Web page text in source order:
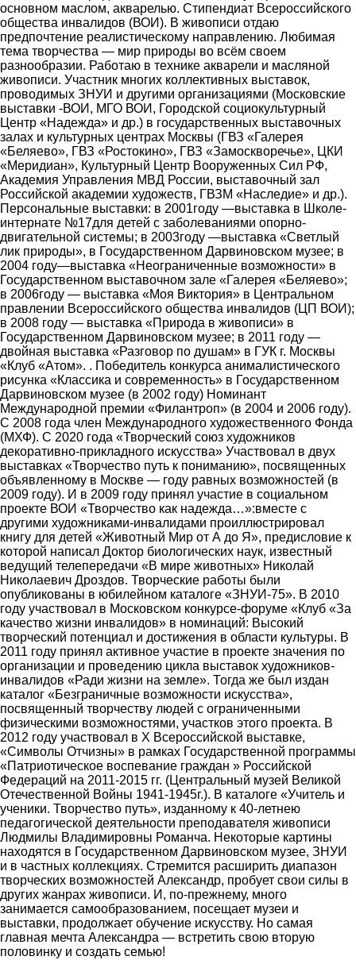
основном маслом, акварелью. Стипендиат Всероссийского
общества инвалидов (ВОИ). В живописи отдаю
предпочтение реалистическому направлению. Любимая
тема творчества ― мир природы во всём своем
разнообразии. Работаю в технике акварели и масляной
живописи. Участник многих коллективных выставок,
проводимых ЗНУИ и другими организациями (Московские
выставки -ВОИ, МГО ВОИ, Городской социокультурный
Центр «Надежда» и др.) в государственных выставочных
залах и культурных центрах Москвы (ГВЗ «Галерея
«Беляево», ГВЗ «Ростокино», ГВЗ «Замоскворечье», ЦКИ
«Меридиан», Культурный Центр Вооруженных Сил РФ,
Академия Управления МВД России, выставочный зал
Российской академии художеств, ГВЗМ «Наследие» и др.).
Персональные выставки: в 2001году ―выставка в Школе-
интернате №17для детей с заболеваниями опорно-
двигательной системы; в 2003году ―выставка «Светлый
лик природы», в Государственном Дарвиновском музее; в
2004 году―выставка «Неограниченные возможности» в
Государственном выставочном зале «Галерея «Беляево»;
в 2006году ― выставка «Моя Виктория» в Центральном
правлении Всероссийского общества инвалидов (ЦП ВОИ);
в 2008 году ― выставка «Природа в живописи» в
Государственном Дарвиновском музее; в 2011 году ―
двойная выставка «Разговор по душам» в ГУК г. Москвы
«Клуб «Атом». . Победитель конкурса анималистического
рисунка «Классика и современность» в Государственном
Дарвиновском музее (в 2002 году) Номинант
Международной премии «Филантроп» (в 2004 и 2006 году).
С 2008 года член Международного художественного Фонда
(МХФ). С 2020 года «Творческий союз художников
декоративно-прикладного искусства» Участвовал в двух
выставках «Творчество путь к пониманию», посвященных
объявленному в Москве ― году равных возможностей (в
2009 году). И в 2009 году принял участие в социальном
проекте ВОИ «Творчество как надежда…»:вместе с
другими художниками-инвалидами проиллюстрировал
книгу для детей «Животный Мир от А до Я», предисловие к
которой написал Доктор биологических наук, известный
ведущий телепередачи «В мире животных» Николай
Николаевич Дроздов. Творческие работы были
опубликованы в юбилейном каталоге «ЗНУИ-75». В 2010
году участвовал в Московском конкурсе-форуме «Клуб «За
качество жизни инвалидов» в номинаций: Высокий
творческий потенциал и достижения в области культуры. В
2011 году принял активное участие в проекте значения по
организации и проведению цикла выставок художников-
инвалидов «Ради жизни на земле». Тогда же был издан
каталог «Безграничные возможности искусства»,
посвященный творчеству людей с ограниченными
физическими возможностями, участков этого проекта. В
2012 году участвовал в Х Всероссийской выставке,
«Символы Отчизны» в рамках Государственной программы
«Патриотическое воспевание граждан » Российской
Федераций на 2011-2015 гг. (Центральный музей Великой
Отечественной Войны 1941-1945г.). В каталоге «Учитель и
ученики. Творчество путь», изданному к 40-летнею
педагогической деятельности преподавателя живописи
Людмилы Владимировны Романча. Некоторые картины
находятся в Государственном Дарвиновском музее, ЗНУИ
и в частных коллекциях. Стремится расширить диапазон
творческих возможностей Александр, пробует свои силы в
других жанрах живописи. И, по-прежнему, много
занимается самообразованием, посещает музеи и
выставки, продолжает обучение искусству. Но самая
главная мечта Александра — встретить свою вторую
половинку и создать семью!